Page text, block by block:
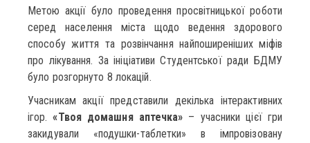
Метою акції було проведення просвітницької роботи
серед населення міста щодо ведення здорового
способу життя та розвінчання найпоширеніших міфів
про лікування. За ініціативи Студентської ради БДМУ
було розгорнуто 8 локацій.
Учасникам акції представили декілька інтерактивних
ігор.«Твоя домашня аптечка» – учасники цієї гри
закидували «подушки-таблетки» в імпровізовану